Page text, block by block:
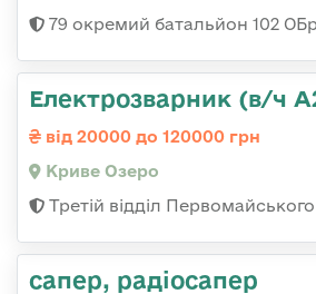
79 окремий батальйон 102
Електрозварник (в/ч
від 20000 до 120000 грн
Криве Озеро
Третій відділ
сапер, радіосапер